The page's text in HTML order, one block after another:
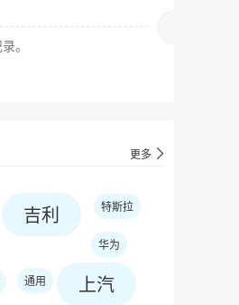
。
更多
吉利 特斯拉
华为
通用 上汽